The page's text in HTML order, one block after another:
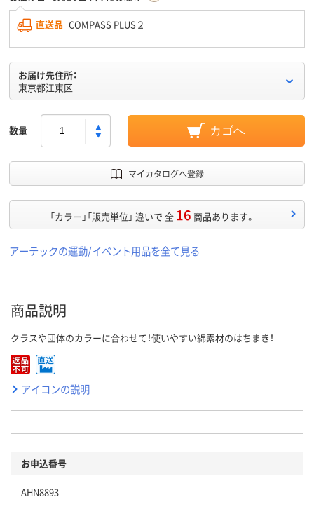
直送品 COMPASS PLUS２
お届け先住所：
東京都江東区
数量 カゴへ
マイカタログへ登録
「カラー」「販売単位」 違いで 全 16 商品あります。
アーテックの運動/イベント用品を全て見る
商品説明
クラスや団体のカラーに合わせて！使いやすい綿素材のはちまき！
アイコンの説明
お申込番号
AHN8893